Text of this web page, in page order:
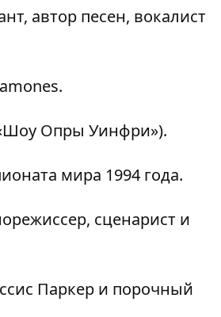
автор песен, вокалист
Опры Уинфри»).
мира 1994 года.
сценарист и
Паркер и порочный